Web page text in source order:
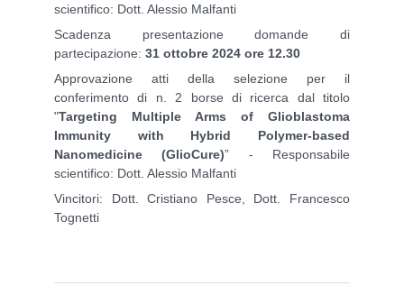
scientifico: Dott. Alessio Malfanti
Scadenza presentazione domande di
partecipazione: 31 ottobre 2024 ore 12.30
Approvazione atti della selezione per il
conferimento di n. 2 borse di ricerca dal titolo
"Targeting Multiple Arms of Glioblastoma
Immunity with Hybrid Polymer‐based
Nanomedicine (GlioCure)” - Responsabile
scientifico: Dott. Alessio Malfanti
Vincitori: Dott. Cristiano Pesce, Dott. Francesco
Tognetti